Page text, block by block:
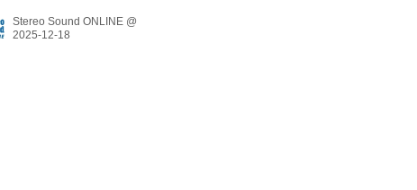
マッピングを開催。音楽は小室哲哉氏とオーケストラによるクリスマス
Stereo Sound ONLINE @